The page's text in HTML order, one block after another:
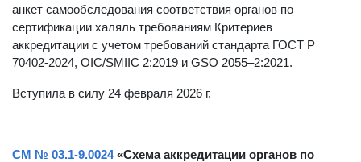
анкет самообследования соответствия органов по
сертификации халяль требованиям Критериев
аккредитации с учетом требований стандарта ГОСТ Р
70402-2024, OIC/SMIIC 2:2019 и GSO 2055–2:2021.
Вступила в силу 24 февраля 2026 г.
СМ № 03.1-9.0024«Схема аккредитации органов по